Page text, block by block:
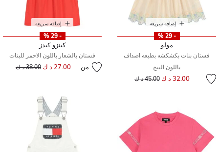
إضافة سريعة
- 29 %
مولو
فستان بنات بكشكشه بطبعه اصداف
باللون البيج
32.00 د ك سعر مخفض من
45.00 د ك
إضافة سريعة
- 29 %
كينزو كيدز
فستان بالشعار باللون الاحمر للبنات
من 27.00 د ك سعر مخفض من
38.00 د ك إلى